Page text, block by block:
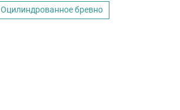
Оцилиндрованное бревно